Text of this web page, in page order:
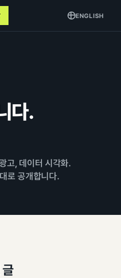
ENGLISH
다.
고, 데이터 시각화.
로 공개합니다.